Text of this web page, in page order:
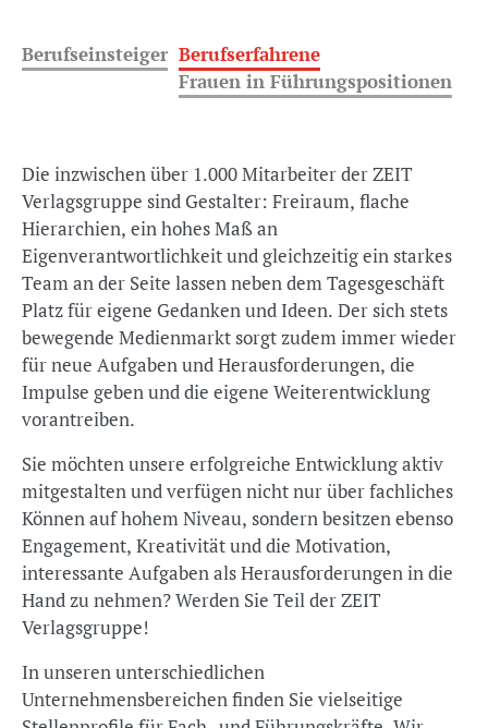
Berufseinsteiger Berufserfahrene
Frauen in Führungspositionen
Die inzwischen über 1.000 Mitarbeiter der ZEIT
Verlagsgruppe sind Gestalter: Freiraum, flache
Hierarchien, ein hohes Maß an
Eigenverantwortlichkeit und gleichzeitig ein starkes
Team an der Seite lassen neben dem Tagesgeschäft
Platz für eigene Gedanken und Ideen. Der sich stets
bewegende Medienmarkt sorgt zudem immer wieder
für neue Aufgaben und Herausforderungen, die
Impulse geben und die eigene Weiterentwicklung
vorantreiben.
Sie möchten unsere erfolgreiche Entwicklung aktiv
mitgestalten und verfügen nicht nur über fachliches
Können auf hohem Niveau, sondern besitzen ebenso
Engagement, Kreativität und die Motivation,
interessante Aufgaben als Herausforderungen in die
Hand zu nehmen? Werden Sie Teil der ZEIT
Verlagsgruppe!
In unseren unterschiedlichen
Unternehmensbereichen finden Sie vielseitige